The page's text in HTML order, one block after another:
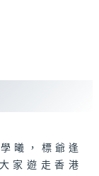
曦，標爺逢
家遊走香港